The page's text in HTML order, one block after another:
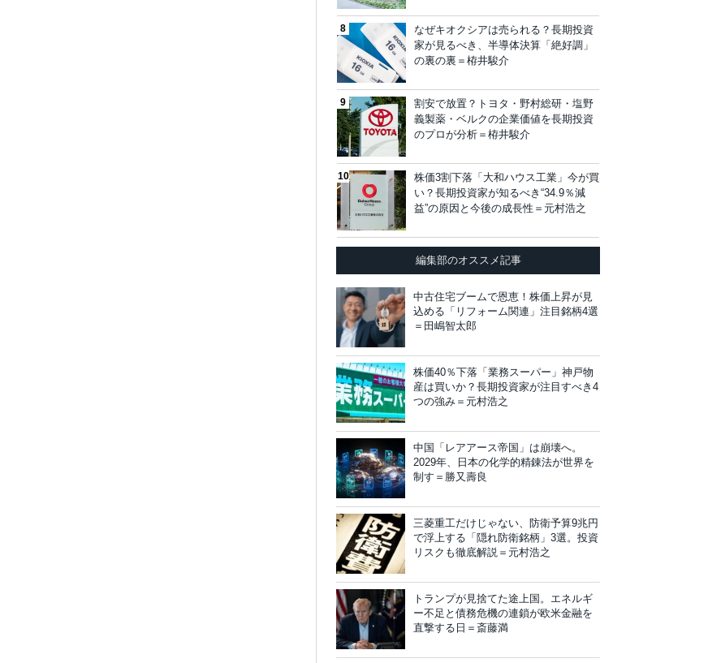
なぜキオクシアは売られる？長期投資
家が見るべき、半導体決算「絶好調」
の裏の裏＝栫井駿介
割安で放置？トヨタ・野村総研・塩野
義製薬・ベルクの企業価値を長期投資
のプロが分析＝栫井駿介
株価3割下落「大和ハウス工業」今が買
い？長期投資家が知るべき“34.9％減
益”の原因と今後の成長性＝元村浩之
編集部のオススメ記事
中古住宅ブームで恩恵！株価上昇が見
込める「リフォーム関連」注目銘柄4選
＝田嶋智太郎
株価40％下落「業務スーパー」神戸物
産は買いか？長期投資家が注目すべき4
つの強み＝元村浩之
中国「レアアース帝国」は崩壊へ。
2029年、日本の化学的精錬法が世界を
制す＝勝又壽良
三菱重工だけじゃない、防衛予算9兆円
で浮上する「隠れ防衛銘柄」3選。投資
リスクも徹底解説＝元村浩之
トランプが見捨てた途上国。エネルギ
ー不足と債務危機の連鎖が欧米金融を
直撃する日＝斎藤満